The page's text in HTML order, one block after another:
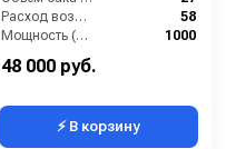
Расход воздуха (л/сек):
58
Мощность (Вт):
1000
Напряжение (В):
48 000 руб.
⚡ В корзину